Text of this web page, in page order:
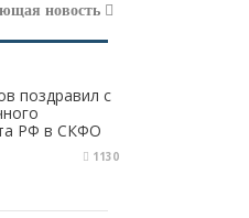
новость
поздравил с
РФ в СКФО
1130